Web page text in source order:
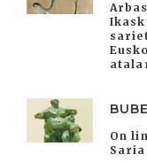
On
Saria